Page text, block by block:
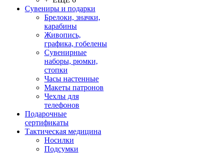
Сувениры и подарки
Брелоки, значки,
карабины
Живопись,
графика, гобелены
Сувенирные
наборы, рюмки,
стопки
Часы настенные
Макеты патронов
Чехлы для
телефонов
Подарочные
сертификаты
Тактическая медицина
Носилки
Подсумки